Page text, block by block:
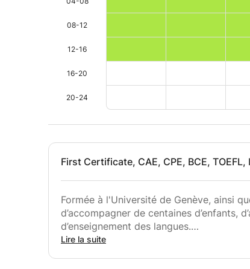
08-12
12-16
16-20
20-24
First Certificate, CAE, CPE, BCE,
Formée à l'Université de Genève, ainsi
d’accompagner de centaines d’enfants,
d’enseignement des langues.
Lire la suite